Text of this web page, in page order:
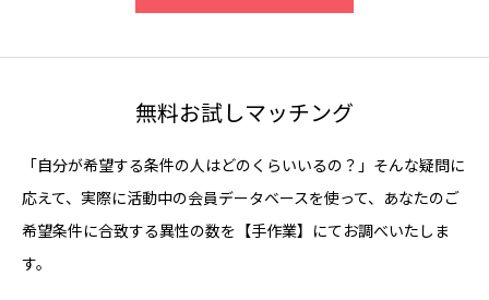
無料お試しマッチング
「自分が希望する条件の人はどのくらいいるの？」そんな疑問に
応えて、実際に活動中の会員データベースを使って、あなたのご
希望条件に合致する異性の数を【手作業】にてお調べいたしま
す。